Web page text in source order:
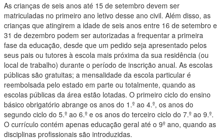
As crianças de seis anos até 15 de setembro devem ser
matriculadas no primeiro ano letivo desse ano civil. Além disso, as
crianças que atingirem a idade de seis anos entre 16 de setembro e
31 de dezembro podem ser autorizadas a frequentar a primeira
fase da educação, desde que um pedido seja apresentado pelos
seus pais ou tutores à escola mais próxima da sua residência (ou
local de trabalho) durante o período de inscrição anual. As escolas
públicas são gratuitas; a mensalidade da escola particular é
reembolsada pelo estado em parte ou totalmente, quando as
escolas públicas da área estão lotadas. O primeiro ciclo do ensino
básico obrigatório abrange os anos do 1.º ao 4.º, os anos do
segundo ciclo do 5.º ao 6.º e os anos do terceiro ciclo do 7.º ao 9.º.
O currículo contém apenas educação geral até o 9º ano, quando as
disciplinas profissionais são introduzidas.